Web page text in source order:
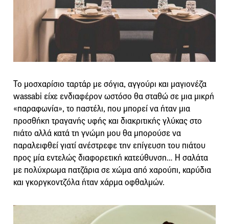
Το μοσχαρίσιο ταρτάρ με σόγια, αγγούρι και μαγιονέζα
wassabi είχε ενδιαφέρον ωστόσο θα σταθώ σε μια μικρή
«παραφωνία», το παστέλι, που μπορεί να ήταν μια
προσθήκη τραγανής υφής και διακριτικής γλύκας στο
πιάτο αλλά κατά τη γνώμη μου θα μπορούσε να
παραλειφθεί γιατί ανέστρεφε την επίγευση του πιάτου
προς μία εντελώς διαφορετική κατεύθυνση… Η σαλάτα
με πολύχρωμα πατζάρια σε χώμα από χαρούπι, καρύδια
και γκοργκοντζόλα ήταν χάρμα οφθαλμών.